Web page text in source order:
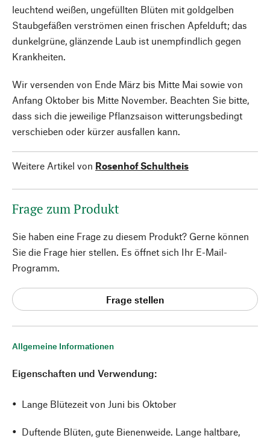
Allgemeine Informationen
Eigenschaften und Verwendung:
Lange Blütezeit von Juni bis Oktober
Duftende Blüten, gute Bienenweide. Lange haltbare,
leuchtend weißen, ungefüllten Blüten mit goldgelben
Staubgefäßen verströmen einen frischen Apfelduft; das
dunkelgrüne, glänzende Laub ist unempfindlich gegen
Krankheiten.
Wir versenden von Ende März bis Mitte Mai sowie von
Anfang Oktober bis Mitte November. Beachten Sie bitte,
dass sich die jeweilige Pflanzsaison witterungsbedingt
verschieben oder kürzer ausfallen kann.
Weitere Artikel von Rosenhof Schultheis
Frage zum Produkt
Sie haben eine Frage zu diesem Produkt? Gerne können
Sie die Frage hier stellen. Es öffnet sich Ihr E-Mail-
Programm.
Frage stellen